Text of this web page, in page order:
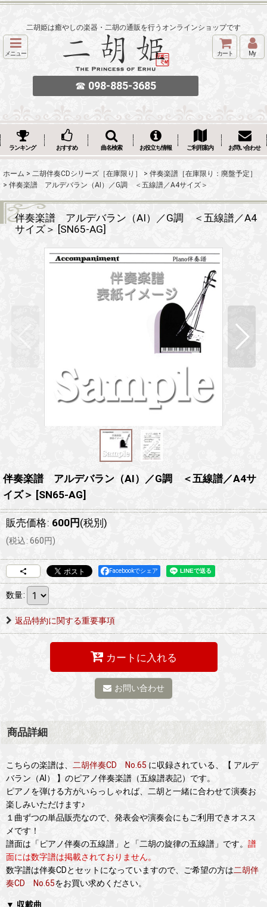
二胡姫は癒やしの楽器・二胡の通販を行うオンラインショップです
メニュー
☎ 098-885-3685
カート My
ランキング おすすめ 曲名検索 お役立ち情報 ご利用案内 お問い合わせ
ホーム > 二胡伴奏CDシリーズ［在庫限り］ > 伴奏楽譜［在庫限り：廃盤予定］
> 伴奏楽譜 アルデバラン（AI）／G調 ＜五線譜／A4サイズ＞
伴奏楽譜 アルデバラン（AI）／G調 ＜五線譜／A4
サイズ＞ [SN65-AG]
伴奏楽譜 アルデバラン（AI）／G調 ＜五線譜／A4サ
イズ＞ [SN65-AG]
販売価格: 600円 (税別)
(税込: 660円)
Facebookでシェア
数量:
返品特約に関する重要事項
カートに入れる
お問い合わせ
商品詳細
こちらの楽譜は、 二胡伴奏CD No.65 に収録されている、【 アルデ
バラン（AI） 】のピアノ伴奏楽譜（五線譜表記）です。
ピアノを弾ける方がいらっしゃれば、二胡と一緒に合わせて演奏お
楽しみいただけます♪
１曲ずつの単品販売なので、発表会や演奏会にもご利用できオスス
メです！
譜面は「ピアノ伴奏の五線譜」と「二胡の旋律の五線譜」です。 譜
面には数字譜は掲載されておりません。
数字譜は伴奏CDとセットになっていますので、ご希望の方は二胡伴
奏CD No.65をお買い求めください。
▼ 収載曲